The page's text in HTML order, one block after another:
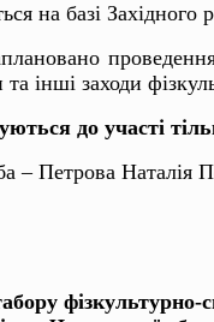
на базі Західного
інші заходи
до участі
– Петрова Наталія
фізкультурно-